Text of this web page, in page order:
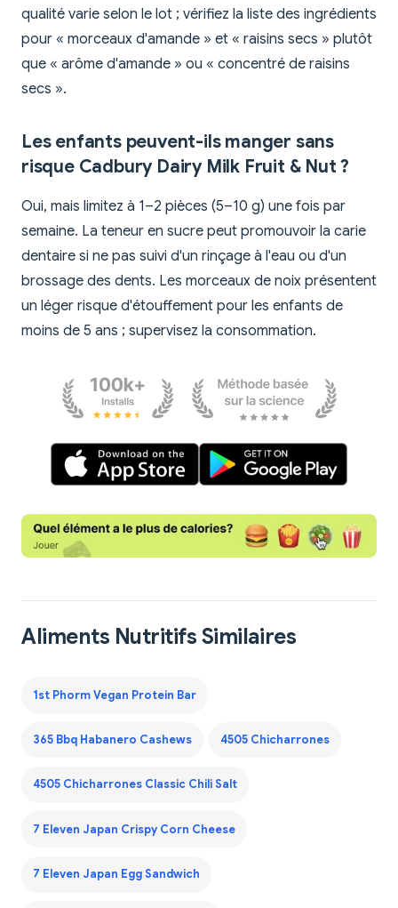
qualité varie selon le lot ; vérifiez la liste des ingrédients
pour « morceaux d'amande » et « raisins secs » plutôt
que « arôme d'amande » ou « concentré de raisins
secs ».
Les enfants peuvent-ils manger sans
risque Cadbury Dairy Milk Fruit & Nut ?
Oui, mais limitez à 1–2 pièces (5–10 g) une fois par
semaine. La teneur en sucre peut promouvoir la carie
dentaire si ne pas suivi d'un rinçage à l'eau ou d'un
brossage des dents. Les morceaux de noix présentent
un léger risque d'étouffement pour les enfants de
moins de 5 ans ; supervisez la consommation.
Aliments Nutritifs Similaires
1st Phorm Vegan Protein Bar
365 Bbq Habanero Cashews 4505 Chicharrones
4505 Chicharrones Classic Chili Salt
7 Eleven Japan Crispy Corn Cheese
7 Eleven Japan Egg Sandwich